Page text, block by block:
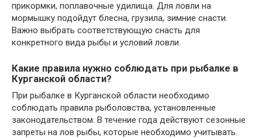
прикормки, поплавочные удилища. Для ловли на
мормышку подойдут блесна, грузила, зимние снасти.
Важно выбрать соответствующую снасть для
конкретного вида рыбы и условий ловли.
Какие правила нужно соблюдать при рыбалке в
Курганской области?
При рыбалке в Курганской области необходимо
соблюдать правила рыболовства, установленные
законодательством. В течение года действуют сезонные
запреты на лов рыбы, которые необходимо учитывать.